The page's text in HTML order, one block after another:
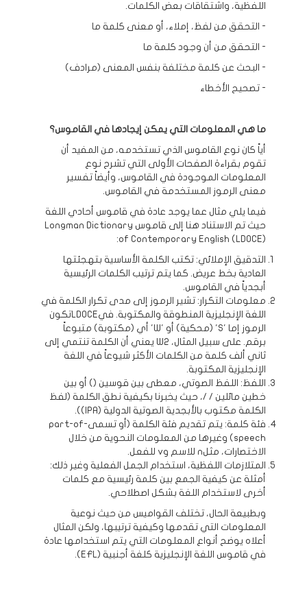
اللفظية، واشتقاقات بعض الكلمات.
- التحقق من لفظ، إملاء، أو معنى كلمة ما
- التحقق من أن وجود كلمة ما
- البحث عن كلمة مختلفة بنفس المعنى (مرادف)
- تصحيح الأخطاء
ما هي المعلومات التي يمكن إيجادها في القاموس؟
أياً كان نوع القاموس الذي تستخدمه، من المفيد أن
تقوم بقراءة الصفحات الأولى التي تشرح نوع
المعلومات الموجودة في القاموس، وأيضاً تفسير
معنى الرموز المستخدمة في القاموس.
فيما يلي مثال عما يوجد عادة في قاموس أحادي اللغة
حيث تم الاستناد هنا إلى قاموس Longman Dictionary
of Contemporary English (LDOCE):
التدقيق الإملائي: تكتب الكلمة الأساسية بتهجئتها
العادية بخط عريض. كما يتم ترتيب الكلمات الرئيسية
أبجدياً في القاموس.
معلومات التكرار: تشير الرموز إلى مدى تكرار الكلمة في
اللغة الإنجليزية المنطوقة والمكتوبة. فيLDOCEتكون
الرموز إما 'S' (محكية) أو 'W' أي (مكتوبة) متبوعاً
برقم. على سبيل المثال، W2 يعني أن الكلمة تنتمي إلى
ثاني ألف كلمة من الكلمات الأكثر شيوعاً في اللغة
الإنجليزية المكتوبة.
اللفظ: اللفظ الصوتي، معطى بين قوسين () أو بين
خطين مائلين / /، حيث يخبرنا بكيفية نطق الكلمة (لفظ
الكلمة مكتوب بالأبجدية الصوتية الدولية (IPA)).
فئة كلمة: يتم تقديم فئة الكلمة (أو تسمىpart-of-
speech) وغيرها من المعلومات النحوية من خلال
الاختصارات، مثلn للاسم وv للفعل.
المتلازمات اللفظية، استخدام الجمل الفعلية وغير ذلك:
أمثلة عن كيفية الجمع بين كلمة رئيسية مع كلمات
أخرى لاستخدام اللغة بشكل اصطلاحي.
وبطبيعة الحال، تختلف القواميس من حيث نوعية
المعلومات التي تقدمها وكيفية ترتيبها، ولكن المثال
أعلاه يوضح أنواع المعلومات التي يتم استخدامها عادة
في قاموس اللغة الإنجليزية كلغة أجنبية (EFL).